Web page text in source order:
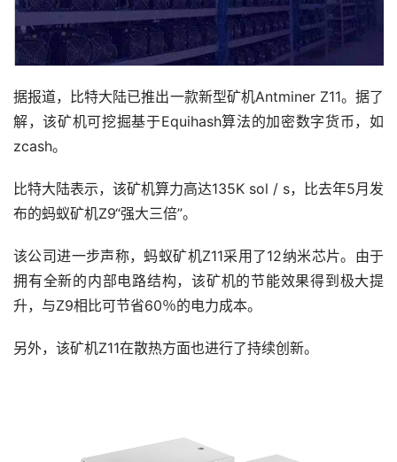
据报道，比特大陆已推出一款新型矿机Antminer Z11。据了
解，该矿机可挖掘基于Equihash算法的加密数字货币，如
zcash。
比特大陆表示，该矿机算力高达135K sol / s，比去年5月发
布的蚂蚁矿机Z9“强大三倍”。
该公司进一步声称，蚂蚁矿机Z11采用了12纳米芯片。由于
拥有全新的内部电路结构，该矿机的节能效果得到极大提
升，与Z9相比可节省60％的电力成本。
另外，该矿机Z11在散热方面也进行了持续创新。